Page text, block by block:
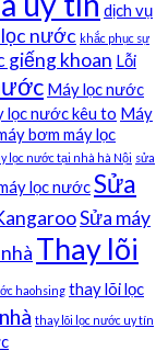
dịch vụ
lọc nước khắc phục sự
giếng khoan Lỗi
Máy lọc nước
lọc nước kêu to Máy
bơm máy lọc
lọc nước tại nhà hà Nội sửa
lọc nướcSửa
Sửa máy
Thay lõi
haohsing thay lõi lọc
thay lõi lọc nước uy tín